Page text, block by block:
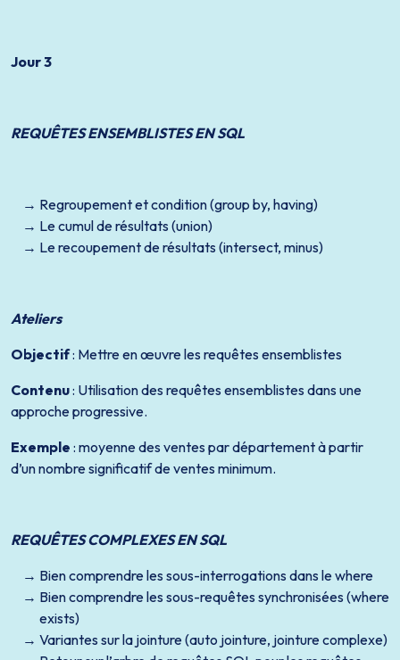
Jour 3
REQUÊTES ENSEMBLISTES EN SQL
Regroupement et condition (group by, having)
Le cumul de résultats (union)
Le recoupement de résultats (intersect, minus)
Ateliers
Objectif: Mettre en œuvre les requêtes ensemblistes
Contenu: Utilisation des requêtes ensemblistes dans une
approche progressive.
Exemple : moyenne des ventes par département à partir
d’un nombre significatif de ventes minimum.
REQUÊTES COMPLEXES EN SQL
Bien comprendre les sous-interrogations dans le where
Bien comprendre les sous-requêtes synchronisées (where
exists)
Variantes sur la jointure (auto jointure, jointure complexe)